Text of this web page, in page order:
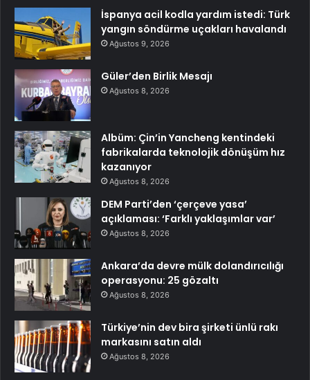
İspanya acil kodla yardım istedi: Türk
yangın söndürme uçakları havalandı
Ağustos 9, 2026
Güler’den Birlik Mesajı
Ağustos 8, 2026
Albüm: Çin’in Yancheng kentindeki
fabrikalarda teknolojik dönüşüm hız
kazanıyor
Ağustos 8, 2026
DEM Parti’den ‘çerçeve yasa’
açıklaması: ‘Farklı yaklaşımlar var’
Ağustos 8, 2026
Ankara’da devre mülk dolandırıcılığı
operasyonu: 25 gözaltı
Ağustos 8, 2026
Türkiye’nin dev bira şirketi ünlü rakı
markasını satın aldı
Ağustos 8, 2026